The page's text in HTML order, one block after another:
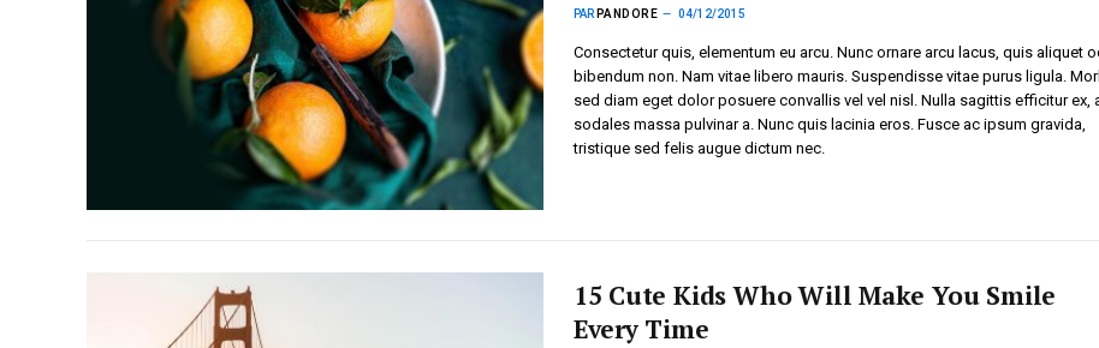
PAR PANDORE 04/12/2015
Consectetur quis, elementum eu arcu. Nunc ornare arcu lacus, quis aliquet
bibendum non. Nam vitae libero mauris. Suspendisse vitae purus ligula.
sed diam eget dolor posuere convallis vel vel nisl. Nulla sagittis efficitur ex,
sodales massa pulvinar a. Nunc quis lacinia eros. Fusce ac ipsum gravida,
tristique sed felis augue dictum nec.
15 Cute Kids Who Will Make You Smile
Every Time